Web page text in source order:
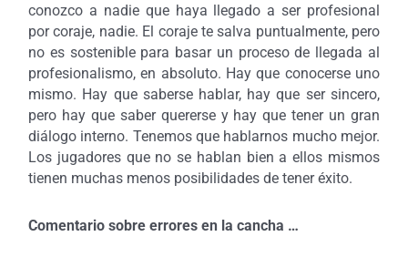
conozco a nadie que haya llegado a ser profesional
por coraje, nadie. El coraje te salva puntualmente, pero
no es sostenible para basar un proceso de llegada al
profesionalismo, en absoluto. Hay que conocerse uno
mismo. Hay que saberse hablar, hay que ser sincero,
pero hay que saber quererse y hay que tener un gran
diálogo interno. Tenemos que hablarnos mucho mejor.
Los jugadores que no se hablan bien a ellos mismos
tienen muchas menos posibilidades de tener éxito.
Comentario sobre errores en la cancha …